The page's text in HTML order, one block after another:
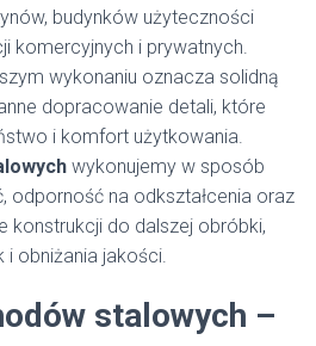
budynków użyteczności
komercyjnych i prywatnych.
wykonaniu oznacza solidną
dopracowanie detali, które
i komfort użytkowania.
wykonujemy w sposób
odporność na odkształcenia oraz
konstrukcji do dalszej obróbki,
i obniżania jakości.
stalowych –